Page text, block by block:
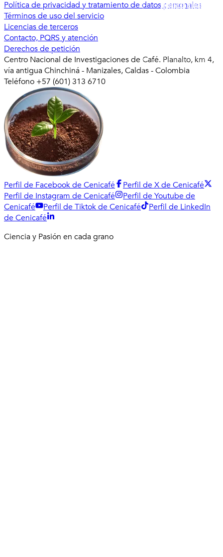
Política de privacidad y tratamiento de datos personales
Términos de uso del servicio
Licencias de terceros
Contacto, PQRS y atención
Derechos de petición
Centro Nacional de Investigaciones de Café. Planalto, km 4,
vía antigua Chinchiná - Manizales, Caldas - Colombia
Teléfono +57 (601) 313 6710
Perfil de Facebook de Cenicafé
Perfil de X de Cenicafé
Perfil de Instagram de Cenicafé
Perfil de Youtube de
Cenicafé
Perfil de Tiktok de Cenicafé
Perfil de LinkedIn
de Cenicafé
Ciencia y Pasión en cada grano